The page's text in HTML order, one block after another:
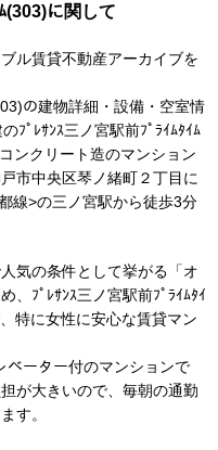
(303)に関して
ル賃貸不動産アーカイブを
の建物詳細・設備・空室情
ﾌﾟﾚｻﾝｽ三ノ宮駅前ﾌﾟﾗｲﾑﾀｲﾑ
ンクリート造のマンション
市中央区琴ノ緒町２丁目に
線>の三ノ宮駅から徒歩3分
気の条件として挙がる「オ
、ﾌﾟﾚｻﾝｽ三ノ宮駅前ﾌﾟﾗｲﾑﾀｲ
特に女性に安心な賃貸マン
ベーター付のマンションで
が大きいので、毎朝の通勤
す。